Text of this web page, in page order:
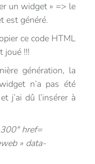
un widget » => le
est généré.
ce code HTML
joué !!!
génération, la
n’a pas été
j’ai dû l’insérer à
href=
» data-